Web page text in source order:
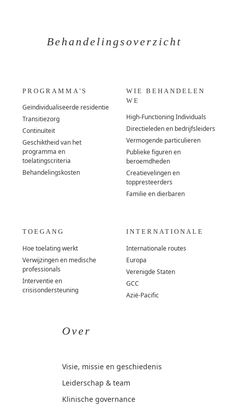
Behandelingsoverzicht
PROGRAMMA'S
Geïndividualiseerde residentie
Transitiezorg
Continuïteit
Geschiktheid van het
programma en
toelatingscriteria
Behandelingskosten
WIE BEHANDELEN
WE
High-Functioning Individuals
Directieleden en bedrijfsleiders
Vermogende particulieren
Publieke figuren en
beroemdheden
Creatievelingen en
toppresteerders
Familie en dierbaren
TOEGANG
Hoe toelating werkt
Verwijzingen en medische
professionals
Interventie en
crisisondersteuning
INTERNATIONALE
Internationale routes
Europa
Verenigde Staten
GCC
Azië-Pacific
Over
Visie, missie en geschiedenis
Leiderschap & team
Klinische governance